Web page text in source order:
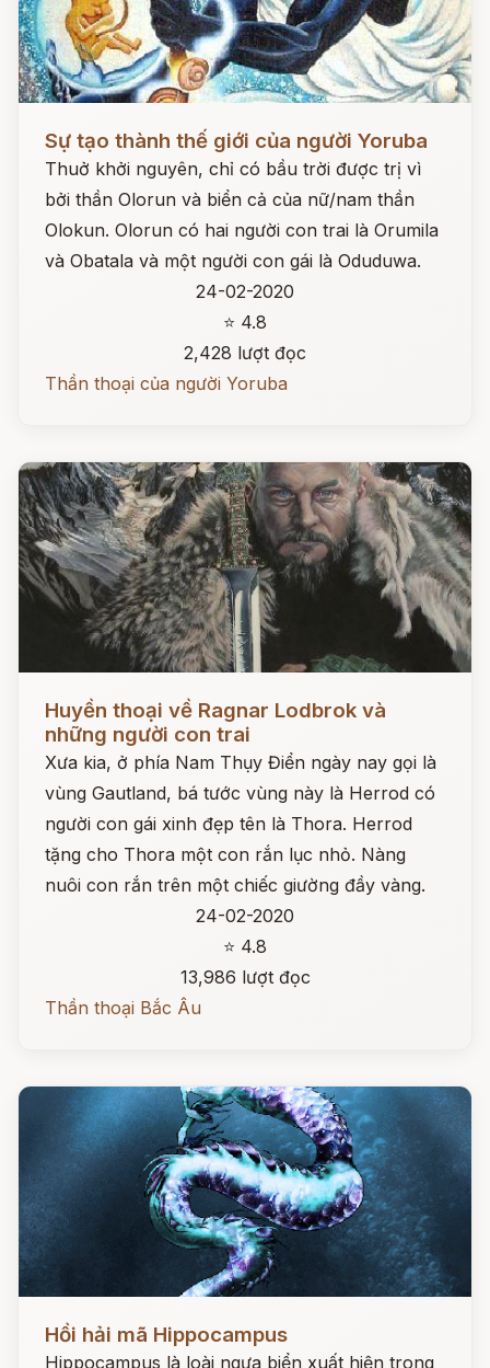
Sự tạo thành thế giới của người Yoruba
Thuở khởi nguyên, chỉ có bầu trời được trị vì
bởi thần Olorun và biển cả của nữ/nam thần
Olokun. Olorun có hai người con trai là Orumila
và Obatala và một người con gái là Oduduwa.
24-02-2020
⭐ 4.8
2,428 lượt đọc
Thần thoại của người Yoruba
Đọc ngay
Huyền thoại về Ragnar Lodbrok và
những người con trai
Xưa kia, ở phía Nam Thụy Điển ngày nay gọi là
vùng Gautland, bá tước vùng này là Herrod có
người con gái xinh đẹp tên là Thora. Herrod
tặng cho Thora một con rắn lục nhỏ. Nàng
nuôi con rắn trên một chiếc giường đầy vàng.
24-02-2020
⭐ 4.8
13,986 lượt đọc
Thần thoại Bắc Âu
Đọc ngay
Hồi hải mã Hippocampus
Hippocampus là loài ngựa biển xuất hiện trong